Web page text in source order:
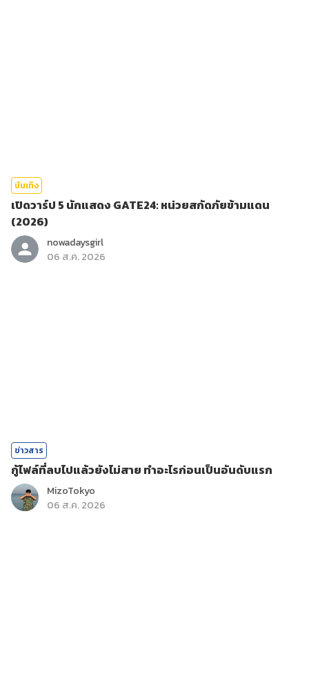
บันเทิง
เปิดวาร์ป 5 นักแสดง GATE24: หน่วยสกัดภัยข้ามแดน
(2026)
nowadaysgirl
06 ส.ค. 2026
ข่าวสาร
กู้ไฟล์ที่ลบไปแล้วยังไม่สาย ทำอะไรก่อนเป็นอันดับแรก
MizoTokyo
06 ส.ค. 2026